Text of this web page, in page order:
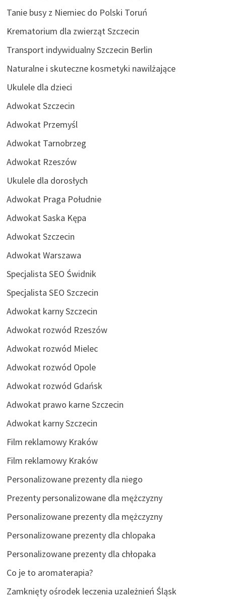
Tanie busy z Niemiec do Polski Toruń
Krematorium dla zwierząt Szczecin
Transport indywidualny Szczecin Berlin
Naturalne i skuteczne kosmetyki nawilżające
Ukulele dla dzieci
Adwokat Szczecin
Adwokat Przemyśl
Adwokat Tarnobrzeg
Adwokat Rzeszów
Ukulele dla dorosłych
Adwokat Praga Południe
Adwokat Saska Kępa
Adwokat Szczecin
Adwokat Warszawa
Specjalista SEO Świdnik
Specjalista SEO Szczecin
Adwokat karny Szczecin
Adwokat rozwód Rzeszów
Adwokat rozwód Mielec
Adwokat rozwód Opole
Adwokat rozwód Gdańsk
Adwokat prawo karne Szczecin
Adwokat karny Szczecin
Film reklamowy Kraków
Film reklamowy Kraków
Personalizowane prezenty dla niego
Prezenty personalizowane dla mężczyzny
Personalizowane prezenty dla mężczyzny
Personalizowane prezenty dla chlopaka
Personalizowane prezenty dla chłopaka
Co je to aromaterapia?
Zamknięty ośrodek leczenia uzależnień Śląsk